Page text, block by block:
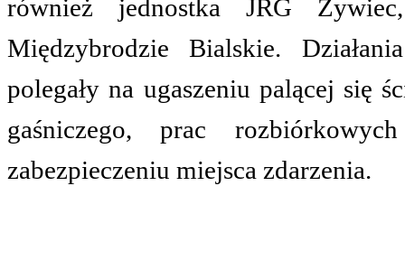
również jednostka JRG
Międzybrodzie Bialskie.
polegały na ugaszeniu palącej się
gaśniczego, prac
zabezpieczeniu miejsca zdarzenia.